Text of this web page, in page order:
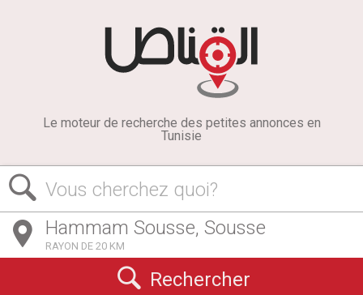
Le moteur de recherche des petites annonces en
Tunisie
Vous cherchez quoi?
RAYON DE 20 KM
Rechercher